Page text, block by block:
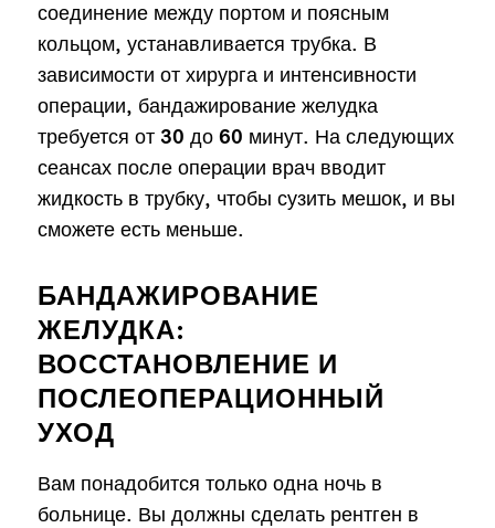
соединение между портом и поясным
кольцом, устанавливается трубка. В
зависимости от хирурга и интенсивности
операции, бандажирование желудка
требуется от 30 до 60 минут. На следующих
сеансах после операции врач вводит
жидкость в трубку, чтобы сузить мешок, и вы
сможете есть меньше.
БАНДАЖИРОВАНИЕ
ЖЕЛУДКА:
ВОССТАНОВЛЕНИЕ И
ПОСЛЕОПЕРАЦИОННЫЙ
УХОД
Вам понадобится только одна ночь в
больнице. Вы должны сделать рентген в